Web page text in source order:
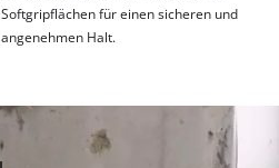
Softgripflächen für einen sicheren und
angenehmen Halt.